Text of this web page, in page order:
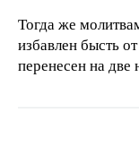
Тогда же
избавлен бысть
перенесен на две